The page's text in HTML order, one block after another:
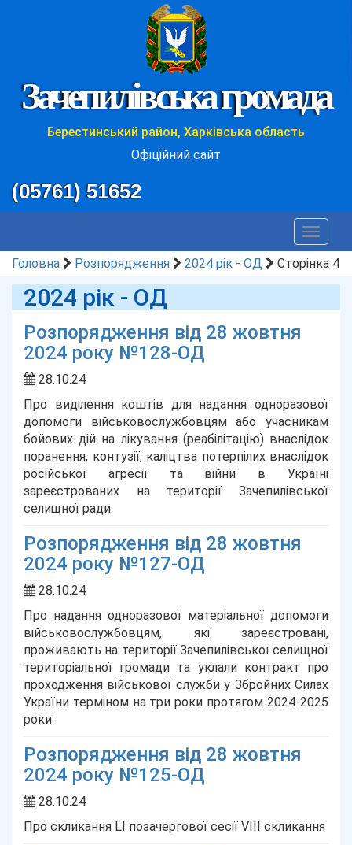
Зачепилівська громада
Берестинський район, Харківська область
Офіційний сайт
(05761) 51652
Toggle
Головна
Розпорядження 2024 рік - ОД Сторінка 4
2024 рік - ОД
Розпорядження від 28 жовтня
2024 року №128-ОД
28.10.24
Про виділення коштів для надання одноразової
допомоги військовослужбовцям або учасникам
бойових дій на лікування (реабілітацію) внаслідок
поранення, контузії, каліцтва потерпілих внаслідок
російської агресії та війни в Україні
зареєстрованих на території Зачепилівської
селищної ради
Розпорядження від 28 жовтня
2024 року №127-ОД
28.10.24
Про надання одноразової матеріальної допомоги
військовослужбовцям, які зареєстровані,
проживають на території Зачепилівської селищної
територіальної громади та уклали контракт про
проходження військової служби у Збройних Силах
України терміном на три роки протягом 2024-2025
роки.
Розпорядження від 28 жовтня
2024 року №125-ОД
28.10.24
Про скликання LІ позачергової сесії VIІІ скликання